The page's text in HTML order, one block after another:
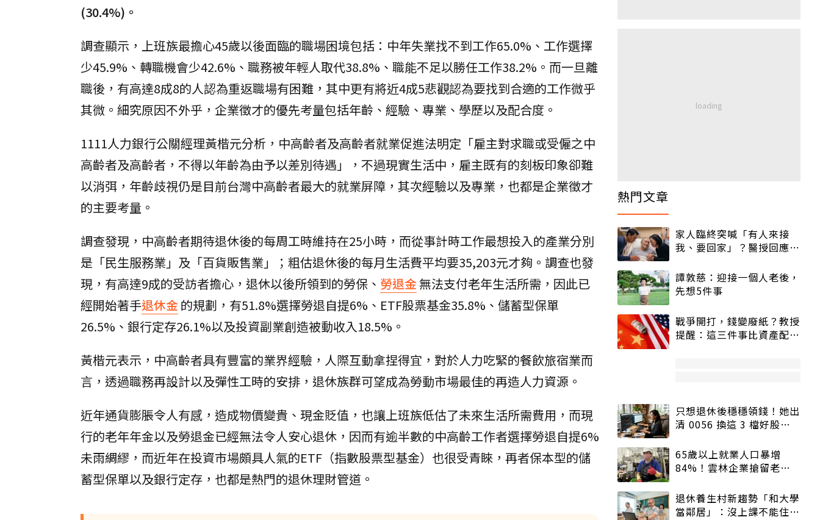
(30.4%)。
調查顯示，上班族最擔心45歲以後面臨的職場困境包括：中年失業找不到工作65.0%、工作選擇
少45.9%、轉職機會少42.6%、職務被年輕人取代38.8%、職能不足以勝任工作38.2%。而一旦離
職後，有高達8成8的人認為重返職場有困難，其中更有將近4成5悲觀認為要找到合適的工作微乎
其微。細究原因不外乎，企業徵才的優先考量包括年齡、經驗、專業、學歷以及配合度。
1111人力銀行公關經理黃楷元分析，中高齡者及高齡者就業促進法明定「雇主對求職或受僱之中
高齡者及高齡者，不得以年齡為由予以差別待遇」，不過現實生活中，雇主既有的刻板印象卻難
以消弭，年齡歧視仍是目前台灣中高齡者最大的就業屏障，其次經驗以及專業，也都是企業徵才
的主要考量。
調查發現，中高齡者期待退休後的每周工時維持在25小時，而從事計時工作最想投入的產業分別
是「民生服務業」及「百貨販售業」；粗估退休後的每月生活費平均要35,203元才夠。調查也發
現，有高達9成的受訪者擔心，退休以後所領到的勞保、 勞退金無法支付老年生活所需，因此已
經開始著手退休金的規劃，有51.8%選擇勞退自提6%、ETF股票基金35.8%、儲蓄型保單
26.5%、銀行定存26.1%以及投資副業創造被動收入18.5%。
黃楷元表示，中高齡者具有豐富的業界經驗，人際互動拿捏得宜，對於人力吃緊的餐飲旅宿業而
言，透過職務再設計以及彈性工時的安排，退休族群可望成為勞動市場最佳的再造人力資源。
近年通貨膨脹令人有感，造成物價變貴、現金貶值，也讓上班族低估了未來生活所需費用，而現
行的老年年金以及勞退金已經無法令人安心退休，因而有逾半數的中高齡工作者選擇勞退自提6%
未雨綢繆，而近年在投資市場頗具人氣的ETF（指數股票型基金）也很受青睞，再者保本型的儲
蓄型保單以及銀行定存，也都是熱門的退休理財管道。
熱門文章
家人臨終突喊「有人來接
我、要回家」？醫授回應方
譚敦慈：迎接一個人老後，
先想5件事
戰爭開打，錢變廢紙？教授
提醒：這三件事比資產配置
只想退休後穩穩領錢！她出
清 0056 換這 3 檔好股：
65歲以上就業人口暴增
84%！雲林企業搶留老員
退休養生村新趨勢「和大學
當鄰居」：沒上課不能住、